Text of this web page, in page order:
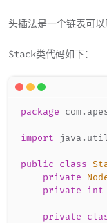
头插法是一个链表可
Stack类代码如下：
package com.
import java .
public class
private
private
int
private